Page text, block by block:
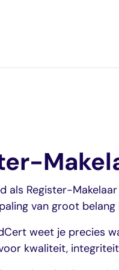
Register-
van groot belang
weet je precies
kwaliteit,